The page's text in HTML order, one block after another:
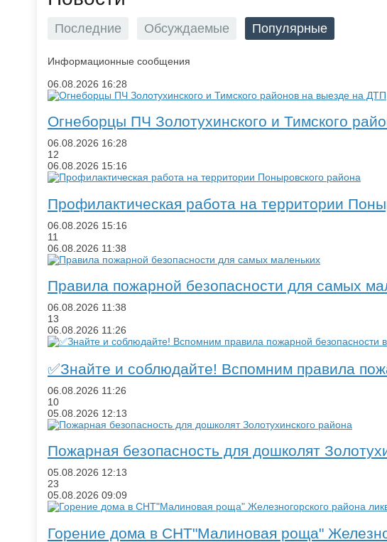
Последние Обсуждаемые Популярные
Информационные сообщения
06.08.2026 16:28
​Огнеборцы ПЧ Золотухинского и Тимского
06.08.2026 16:28
12
06.08.2026 15:16
Профилактическая работа на территории
06.08.2026 15:16
11
06.08.2026 11:38
Правила пожарной безопасности для самых
06.08.2026 11:38
13
06.08.2026 11:26
​✅Знайте и соблюдайте! Вспомним правила
06.08.2026 11:26
10
05.08.2026 12:13
​Пожарная безопасность для дошколят
05.08.2026 12:13
23
05.08.2026 09:09
​Горение дома в СНТ"Малиновая роща"